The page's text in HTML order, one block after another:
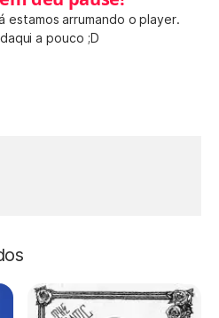
estamos arrumando o player.
a pouco ;D